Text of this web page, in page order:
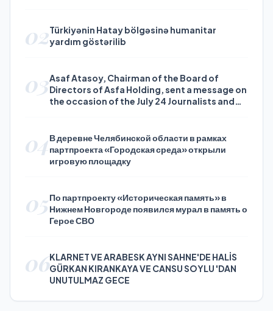
02Türkiyənin Hatay bölgəsinə humanitar
yardım göstərilib
03Asaf Atasoy, Chairman of the Board of
Directors of Asfa Holding, sent a message on
the occasion of the July 24 Journalists and
04В деревне Челябинской области в рамках
партпроекта «Городская среда» открыли
игровую площадку
05По партпроекту «Историческая память» в
Нижнем Новгороде появился мурал в память о
Герое СВО
06KLARNET VE ARABESK AYNI SAHNE'DE HALİS
GÜRKAN KIRANKAYA VE CANSU SOYLU 'DAN
UNUTULMAZ GECE